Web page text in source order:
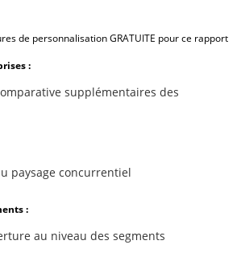
de personnalisation GRATUITE pour ce rapport
:
supplémentaires des
paysage concurrentiel
:
au niveau des segments